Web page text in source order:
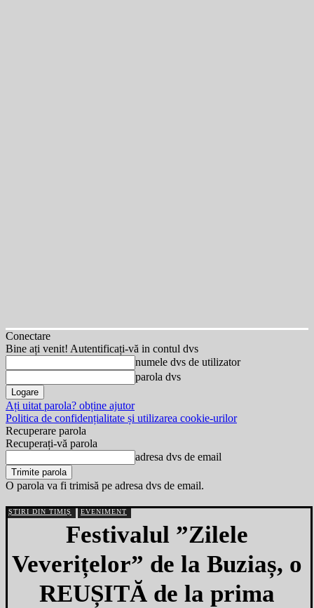
Conectare
Bine ați venit! Autentificați-vă in contul dvs
numele dvs de utilizator
parola dvs
Ați uitat parola? obține ajutor
Politica de confidențialitate și utilizarea cookie-urilor
Recuperare parola
Recuperați-vă parola
adresa dvs de email
O parola va fi trimisă pe adresa dvs de email.
ȘTIRI DIN TIMIȘ EVENIMENT
Festivalul ”Zilele
Veverițelor” de la Buziaș, o
REUȘITĂ de la prima